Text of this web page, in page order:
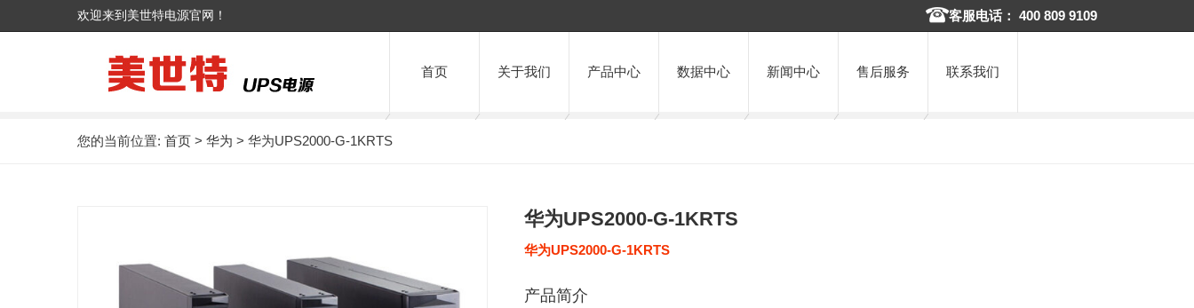
欢迎来到美世特电源官网！ 客服电话： 400 809 9109
首页 关于我们 产品中心 数据中心 新闻中心 售后服务 联系我们
您的当前位置: 首页 > 华为 > 华为UPS2000-G-1KRTS
华为UPS2000-G-1KRTS
华为UPS2000-G-1KRTS
产品简介